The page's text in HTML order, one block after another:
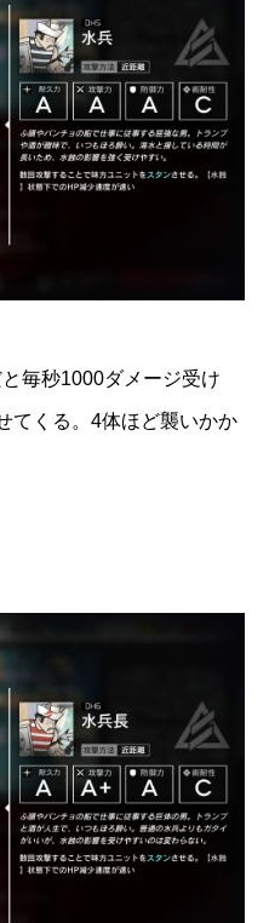
毎秒1000ダメージ受け
てくる。4体ほど襲いかか